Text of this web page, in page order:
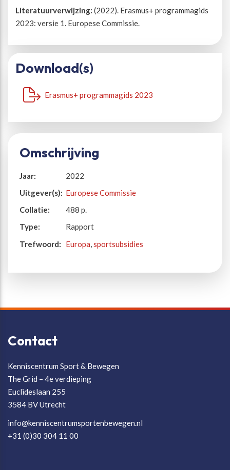
Literatuurverwijzing: (2022). Erasmus+ programmagids
2023: versie 1. Europese Commissie.
Download(s)
Erasmus+ programmagids 2023
Omschrijving
Jaar:
2022
Uitgever(s): Europese Commissie
Collatie:
488 p.
Type:
Rapport
Trefwoord:
Europa,sportsubsidies
Contact
Kenniscentrum Sport & Bewegen
The Grid – 4e verdieping
Euclideslaan 255
3584 BV Utrecht
info@kenniscentrumsportenbewegen.nl
+31 (0)30 304 11 00